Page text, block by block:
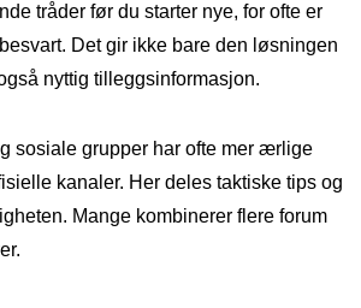
tråder før du starter nye, for ofte er
Det gir ikke bare den løsningen
nyttig tilleggsinformasjon.
sosiale grupper har ofte mer ærlige
kanaler. Her deles taktiske tips og
Mange kombinerer flere forum